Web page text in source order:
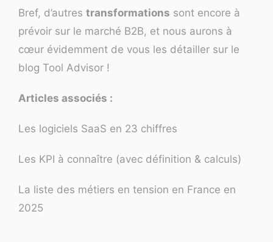
Bref, d’autres transformations sont encore à
prévoir sur le marché B2B, et nous aurons à
cœur évidemment de vous les détailler sur le
blog Tool Advisor !
Articles associés :
Les logiciels SaaS en 23 chiffres
Les KPI à connaître (avec définition & calculs)
La liste des métiers en tension en France en
2025